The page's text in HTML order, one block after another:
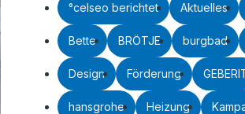
°celseo berichtet Aktuelles
Bette BRÖTJE burgbad
Design Förderung
hansgrohe Heizung